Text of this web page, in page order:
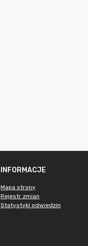
INFORMACJE
Mapa strony
Rejestr zmian
Statystyki odwiedzin